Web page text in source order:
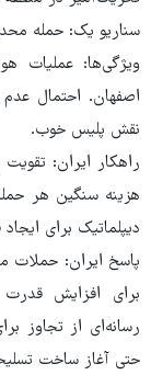
سناریو یک: حمله
ویژگی‌ها: عملیات
اصفهان. احتمال
نقش پلیس خوب.
راهکار ایران:
هزینه سنگین هر
دیپلماتیک برای
پاسخ ایران: حملات
برای افزایش قدرت
رسانه‌ای از تجاوز
حتی آغاز ساخت